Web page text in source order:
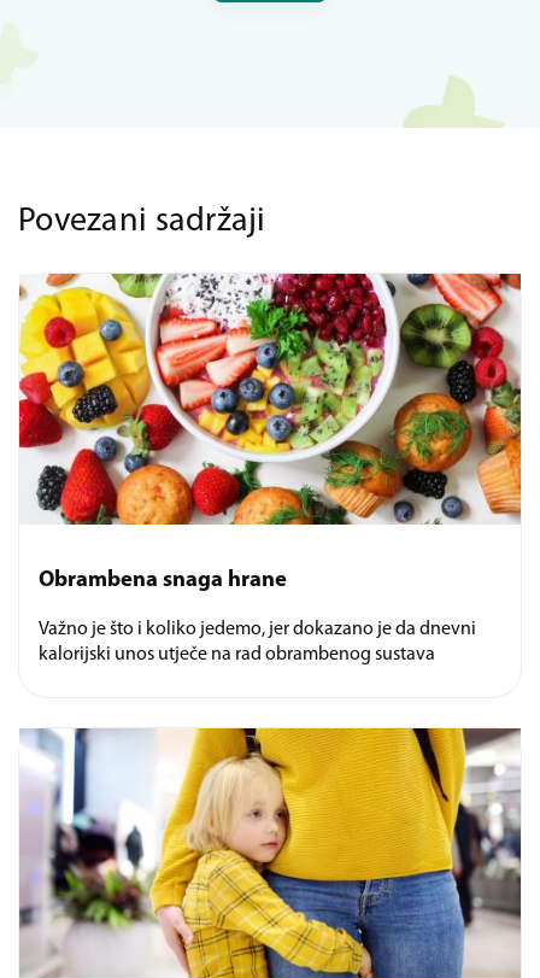
Povezani sadržaji
Obrambena snaga hrane
Važno je što i koliko jedemo, jer dokazano je da dnevni
kalorijski unos utječe na rad obrambenog sustava